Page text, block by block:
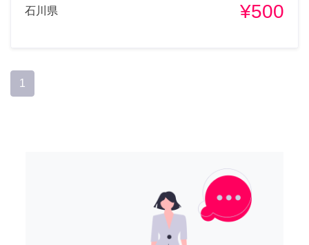
石川県 ¥500
1